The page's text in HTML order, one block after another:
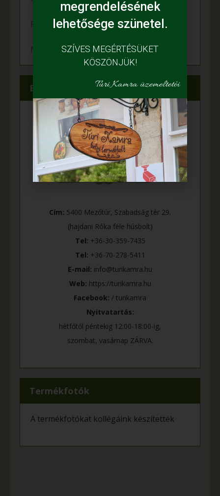
Felgyulladt a fény Murányi Éva tanyáján
Napelem került az Adamcsik tanyára
Elérhetőségeink
Cím: 5400 Mezőtúr, Szabadság tér 29.
(hajdani Róka féle húsbolt)
Tel: +36-30-359-7435
Tel: +36-70-278-5411
E-mail: info@turikamra.hu
Web: https://turikamra.hu
Facebook: / turikamra
Nyitvatartás:
hétfőtől péntekig 12:00-18:00-ig,
szombat, vasárnap ZÁRVA.
Termékfotók
A termékfotókat kollégáink készítették
megrendelésének
lehetősége szünetel.
SZÍVES MEGÉRTÉSÜKET
KÖSZÖNJÜK!
Túri Kamra üzemeltetői